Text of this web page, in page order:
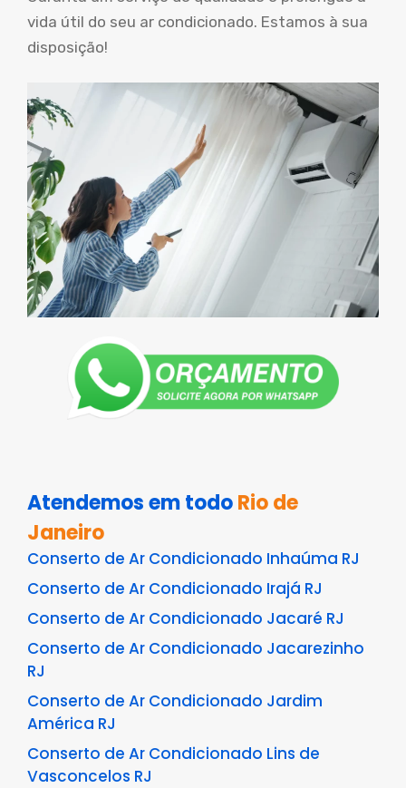
vida útil do seu ar condicionado. Estamos à sua
disposição!
Atendemos em todoRio de
Janeiro
Conserto de Ar Condicionado Inhaúma RJ
Conserto de Ar Condicionado Irajá RJ
Conserto de Ar Condicionado Jacaré RJ
Conserto de Ar Condicionado Jacarezinho
RJ
Conserto de Ar Condicionado Jardim
América RJ
Conserto de Ar Condicionado Lins de
Vasconcelos RJ